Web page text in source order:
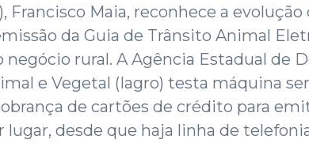
Francisco Maia, reconhece a evolução
da Guia de Trânsito Animal
negócio rural. A Agência Estadual de
e Vegetal (Iagro) testa máquina
de cartões de crédito para
desde que haja linha de